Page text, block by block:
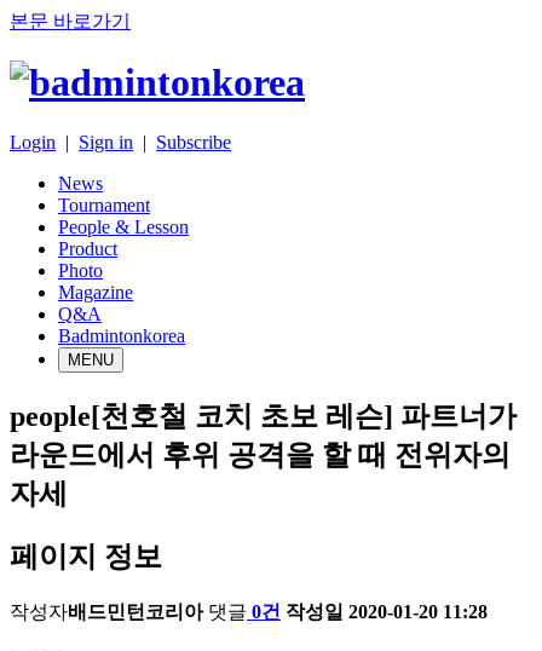
본문 바로가기
Login | Sign in | Subscribe
News
Tournament
People & Lesson
Product
Photo
Magazine
Q&A
Badmintonkorea
MENU
people​[천호철 코치 초보 레슨] 파트너가
라운드에서 후위 공격을 할 때 전위자의
자세
페이지 정보
작성자배드민턴코리아 댓글 0건 작성일 2020-01-20 11:28